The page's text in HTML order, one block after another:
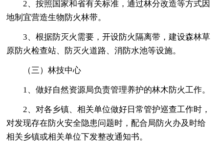
2、按照国家和省有关标准，通过林分改造等方式因
地制宜营造生物防火林带。
3、根据防灭火需要，开设防火隔离带，建设森林草
原防火检查站、防灭火道路、消防水池等设施。
（三）林技中心
1、做好自然资源局负责管理养护的林木防火工作。
2、对各乡镇、相关单位做好日常管护巡查工作时，
对发现存在防火安全隐患问题时，配合局防火办及时给
相关乡镇或相关单位下发整改通知书。